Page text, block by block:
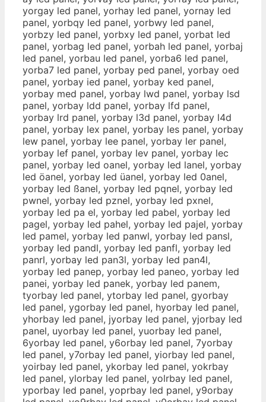
yorgay led panel, yorhay led panel, yornay led
panel, yorbqy led panel, yorbwy led panel,
yorbzy led panel, yorbxy led panel, yorbat led
panel, yorbag led panel, yorbah led panel, yorbaj
led panel, yorbau led panel, yorba6 led panel,
yorba7 led panel, yorbay ped panel, yorbay oed
panel, yorbay ied panel, yorbay ked panel,
yorbay med panel, yorbay lwd panel, yorbay lsd
panel, yorbay ldd panel, yorbay lfd panel,
yorbay lrd panel, yorbay l3d panel, yorbay l4d
panel, yorbay lex panel, yorbay les panel, yorbay
lew panel, yorbay lee panel, yorbay ler panel,
yorbay lef panel, yorbay lev panel, yorbay lec
panel, yorbay led oanel, yorbay led lanel, yorbay
led öanel, yorbay led üanel, yorbay led 0anel,
yorbay led ßanel, yorbay led pqnel, yorbay led
pwnel, yorbay led pznel, yorbay led pxnel,
yorbay led pa el, yorbay led pabel, yorbay led
pagel, yorbay led pahel, yorbay led pajel, yorbay
led pamel, yorbay led panwl, yorbay led pansl,
yorbay led pandl, yorbay led panfl, yorbay led
panrl, yorbay led pan3l, yorbay led pan4l,
yorbay led panep, yorbay led paneo, yorbay led
panei, yorbay led panek, yorbay led panem,
tyorbay led panel, ytorbay led panel, gyorbay
led panel, ygorbay led panel, hyorbay led panel,
yhorbay led panel, jyorbay led panel, yjorbay led
panel, uyorbay led panel, yuorbay led panel,
6yorbay led panel, y6orbay led panel, 7yorbay
led panel, y7orbay led panel, yiorbay led panel,
yoirbay led panel, ykorbay led panel, yokrbay
led panel, ylorbay led panel, yolrbay led panel,
yporbay led panel, yoprbay led panel, y9orbay